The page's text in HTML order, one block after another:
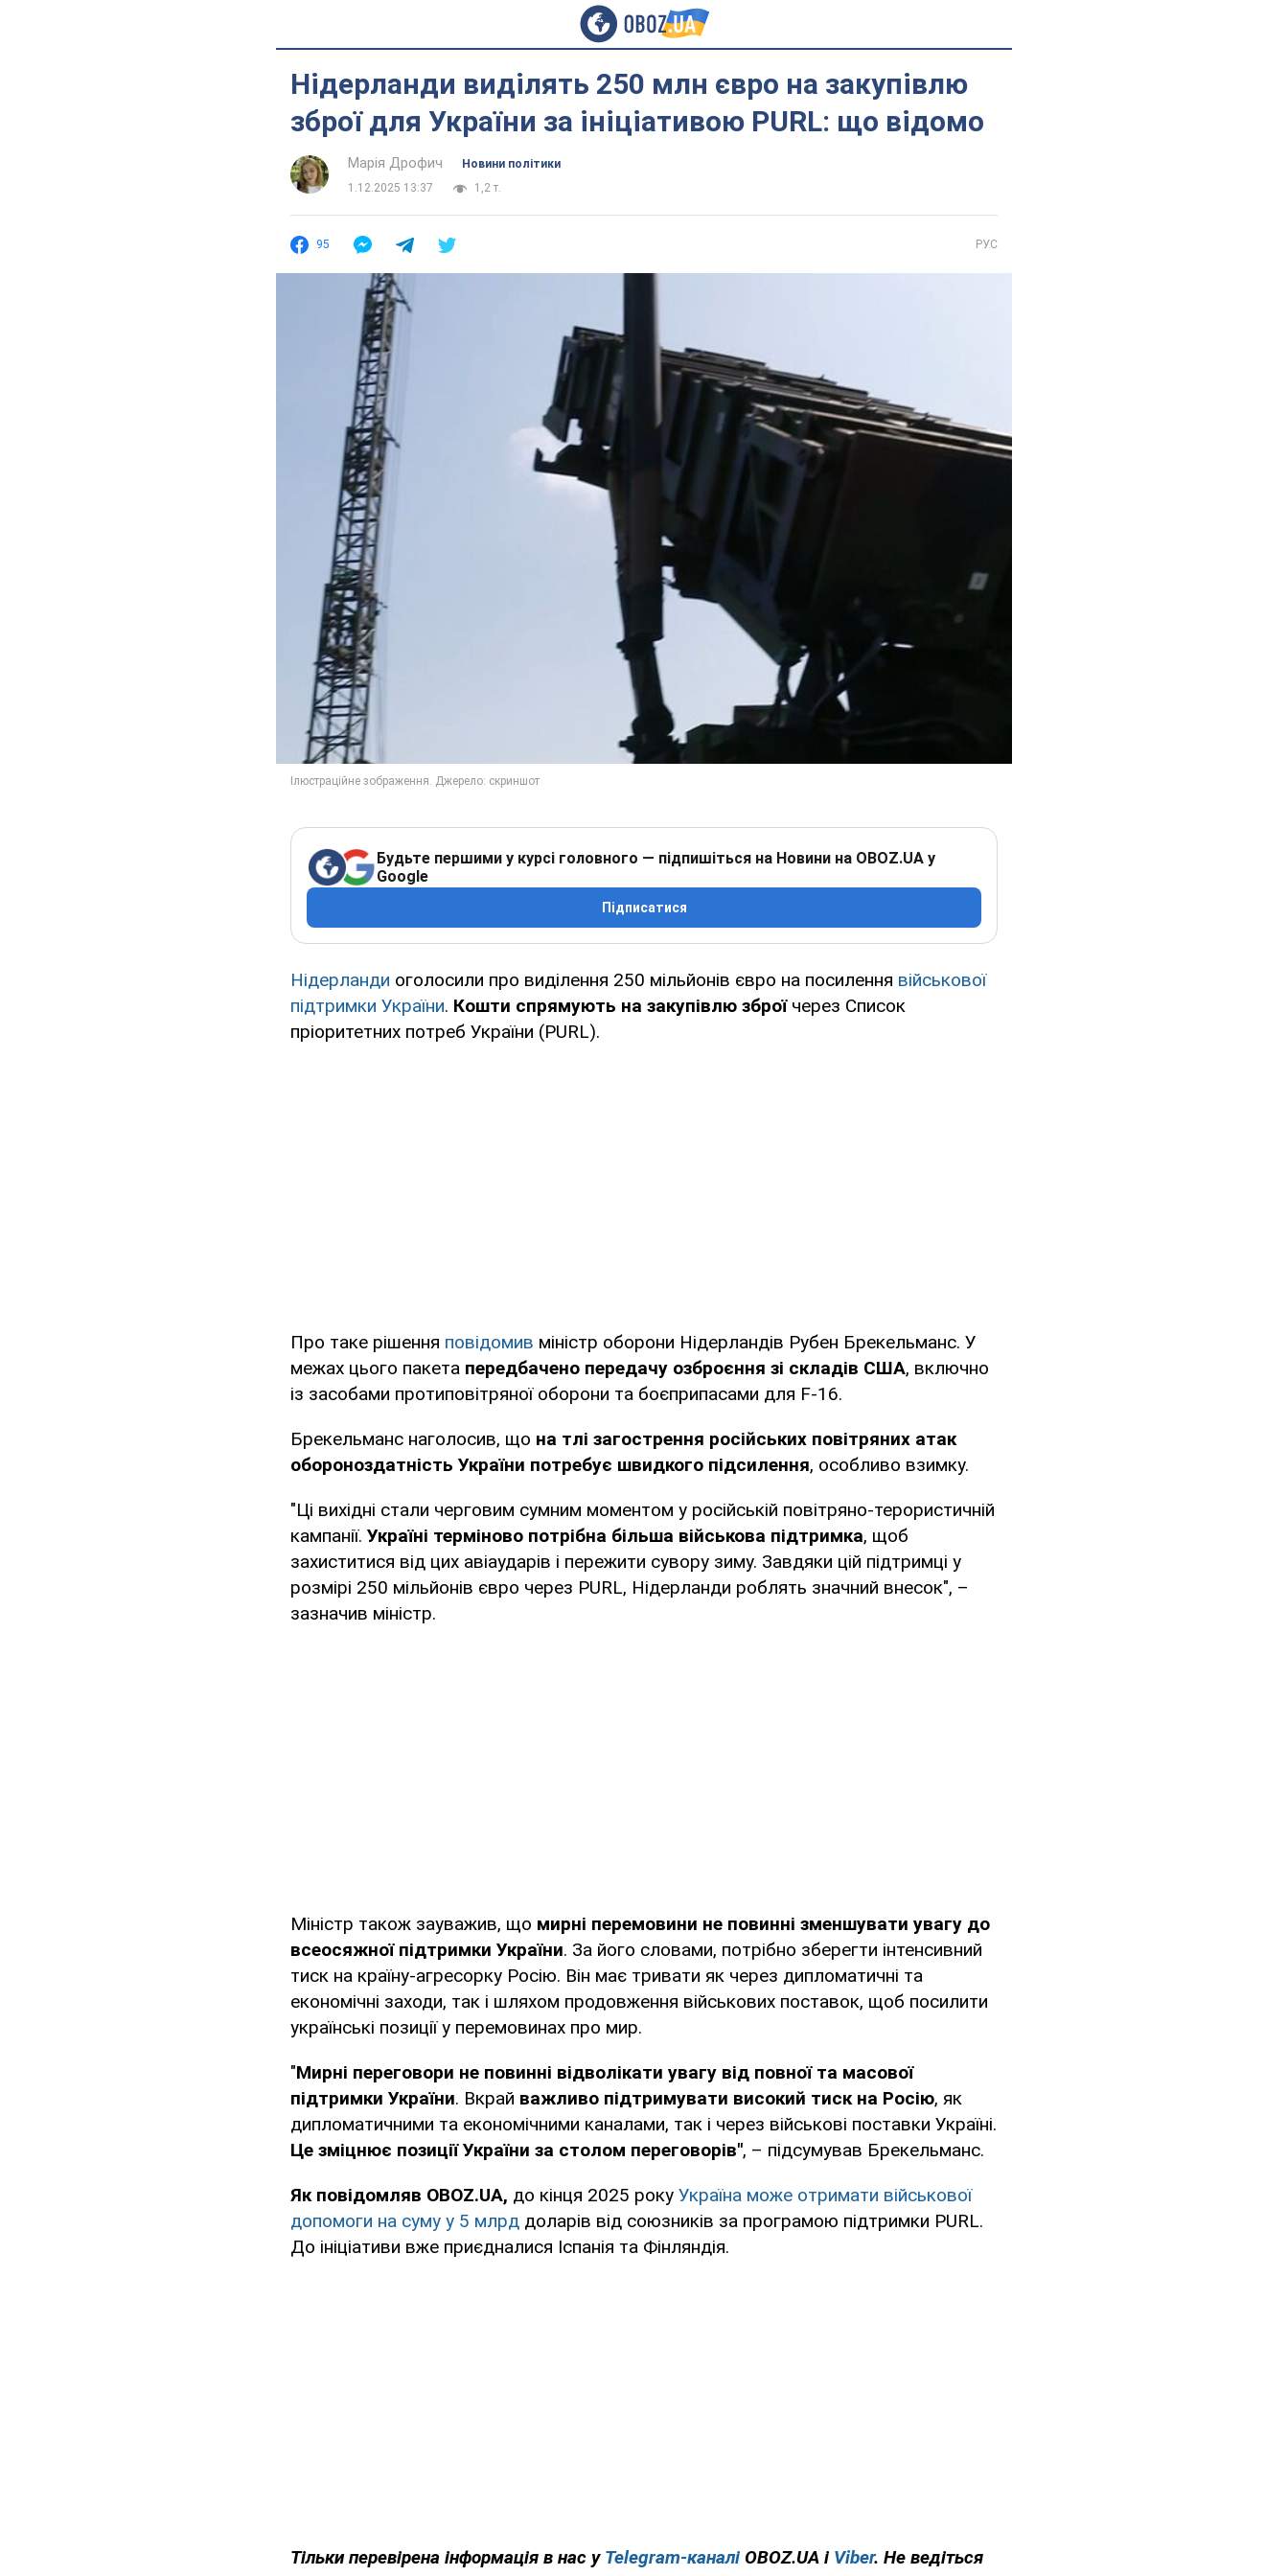
Нідерланди виділять 250 млн євро на закупівлю
зброї для України за ініціативою PURL: що відомо
Марія Дрофич
Новини політики
1.12.2025 13:37
1,2 т.
95 РУС
Будьте першими у курсі головного — підпишіться на Новини на OBOZ.UA у
Google
Підписатися
Нідерланди оголосили про виділення 250 мільйонів євро на посилення військової
підтримки України. Кошти спрямують на закупівлю зброїчерез Список
пріоритетних потреб України (PURL).
Про таке рішення повідомив міністр оборони Нідерландів Рубен Брекельманс. У
межах цього пакета передбачено передачу озброєння зі складів США, включно
із засобами протиповітряної оборони та боєприпасами для F-16.
Брекельманс наголосив, що на тлі загострення російських повітряних атак
обороноздатність України потребує швидкого підсилення, особливо взимку.
"Ці вихідні стали черговим сумним моментом у російській повітряно-терористичній
кампанії. Україні терміново потрібна більша військова підтримка, щоб
захиститися від цих авіаударів і пережити сувору зиму. Завдяки цій підтримці у
розмірі 250 мільйонів євро через PURL, Нідерланди роблять значний внесок", –
зазначив міністр.
Міністр також зауважив, що мирні перемовини не повинні зменшувати увагу до
всеосяжної підтримки України. За його словами, потрібно зберегти інтенсивний
тиск на країну-агресорку Росію. Він має тривати як через дипломатичні та
економічні заходи, так і шляхом продовження військових поставок, щоб посилити
українські позиції у перемовинах про мир.
"Мирні переговори не повинні відволікати увагу від повної та масової
підтримки України. Вкрай важливо підтримувати високий тиск на Росію, як
дипломатичними та економічними каналами, так і через військові поставки Україні.
Це зміцнює позиції України за столом переговорів", – підсумував Брекельманс.
Як повідомляв OBOZ.UA, до кінця 2025 року Україна може отримати військової
допомоги на суму у 5 млрд доларів від союзників за програмою підтримки PURL.
До ініціативи вже приєдналися Іспанія та Фінляндія.
Тільки перевірена інформація в нас у Telegram-каналі OBOZ.UA і Viber. Не ведіться